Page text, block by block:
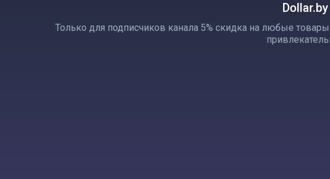
Только для подписчиков канала 5% скидка на любые